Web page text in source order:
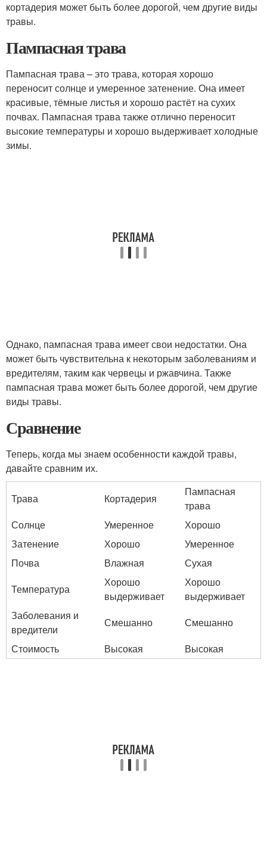
кортадерия может быть более дорогой, чем другие виды
травы.
Пампасная трава
Пампасная трава – это трава, которая хорошо
переносит солнце и умеренное затенение. Она имеет
красивые, тёмные листья и хорошо растёт на сухих
почвах. Пампасная трава также отлично переносит
высокие температуры и хорошо выдерживает холодные
зимы.
Однако, пампасная трава имеет свои недостатки. Она
может быть чувствительна к некоторым заболеваниям и
вредителям, таким как червецы и ржавчина. Также
пампасная трава может быть более дорогой, чем другие
виды травы.
Сравнение
Теперь, когда мы знаем особенности каждой травы,
давайте сравним их.
Трава Кортадерия
Пампасная
трава
Солнце
Умеренное
Хорошо
Затенение
Хорошо
Умеренное
Почва
Влажная
Сухая
Температура
Хорошо
выдерживает
Хорошо
выдерживает
Заболевания и
вредители
Смешанно
Смешанно
Стоимость
Высокая Высокая